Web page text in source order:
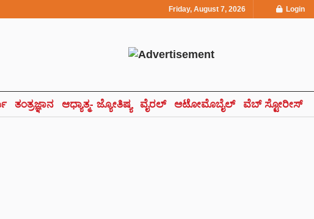
Friday, August 7, 2026 Login
ತಂತ್ರಜ್ಞಾನ ಆಧ್ಯಾತ್ಮ- ಜ್ಯೋತಿಷ್ಯ ವೈರಲ್ ಆಟೋಮೊಬೈಲ್ ವೆಬ್ ಸ್ಟೋರೀಸ್